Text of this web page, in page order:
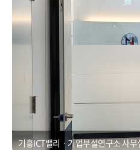
기흥ICT밸리ㆍ기업부설연구소 사